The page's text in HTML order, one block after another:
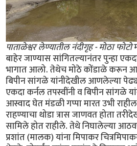
पाताळेश्वर लेण्यातील नंदीगृह - मोठा फोटो
बाहेर जाण्यास सांगितल्यानंतर पुन्हा
भागात आलो. तेथेच मोठे कोंडाळे करून
बिपीन सांगळे यांनीदेखील आणलेल्या
एकदा कर्नल तपस्वींनी व बिपीन सांगळे
आस्वाद घेत मंडळी गप्पा मारत उभी
राहण्याचा थोडा त्रास जाणवत होता
सामिले होत राहीले. तेथे निघालेल्या
प्रशांत (मालक) यांना मिपाकर